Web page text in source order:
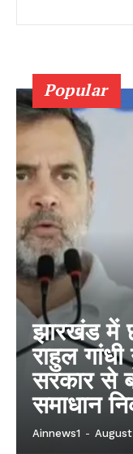
Popular
झारखंड में
राहुल
सरकार से
समाधान
Ainnews1 - August